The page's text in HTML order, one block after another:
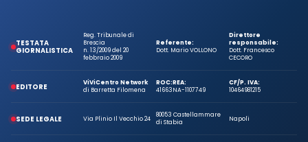
TESTATA
GIORNALISTICA
Reg. Tribunale di
Brescia
n. 13/2009 del 20
febbraio 2009
Referente:
Dott. Mario VOLLONO
Direttore
responsabile:
Dott. Francesco
CECORO
EDITORE
ViViCentro Network
di Barretta Filomena
ROC:
41663
REA:
NA-1107749
CF/P. IVA:
10464981215
SEDE LEGALE Via Plinio Il Vecchio 24
80053 Castellammare
di Stabia
Napoli